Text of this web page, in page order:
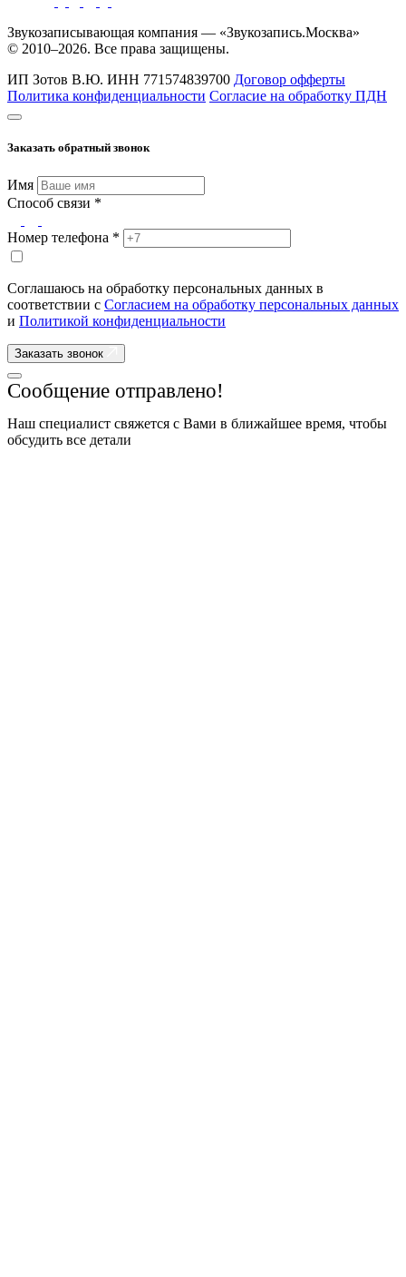
Звукозаписывающая компания — «Звукозапись.Москва»
© 2010–2026. Все права защищены.
ИП Зотов В.Ю. ИНН 771574839700 Договор офферты
Политика конфиденциальности Согласие на обработку ПДН
Заказать обратный звонок
Имя
Способ связи *
Номер телефона *
Соглашаюсь на обработку персональных данных в
соответствии с Согласием на обработку персональных данных
и Политикой конфиденциальности
Заказать звонок
Сообщение отправлено!
Наш специалист свяжется с Вами в ближайшее время, чтобы
обсудить все детали